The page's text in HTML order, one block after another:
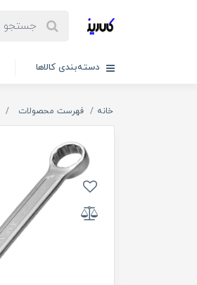
دسته‌بندی کالاها
خانه فهرست محصولات